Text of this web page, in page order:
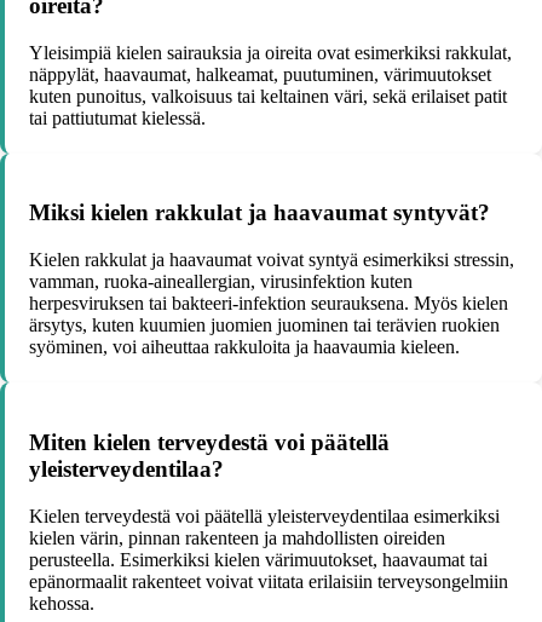
oireita?
Yleisimpiä kielen sairauksia ja oireita ovat esimerkiksi rakkulat,
näppylät, haavaumat, halkeamat, puutuminen, värimuutokset
kuten punoitus, valkoisuus tai keltainen väri, sekä erilaiset patit
tai pattiutumat kielessä.
Miksi kielen rakkulat ja haavaumat syntyvät?
Kielen rakkulat ja haavaumat voivat syntyä esimerkiksi stressin,
vamman, ruoka-aineallergian, virusinfektion kuten
herpesviruksen tai bakteeri-infektion seurauksena. Myös kielen
ärsytys, kuten kuumien juomien juominen tai terävien ruokien
syöminen, voi aiheuttaa rakkuloita ja haavaumia kieleen.
Miten kielen terveydestä voi päätellä
yleisterveydentilaa?
Kielen terveydestä voi päätellä yleisterveydentilaa esimerkiksi
kielen värin, pinnan rakenteen ja mahdollisten oireiden
perusteella. Esimerkiksi kielen värimuutokset, haavaumat tai
epänormaalit rakenteet voivat viitata erilaisiin terveysongelmiin
kehossa.